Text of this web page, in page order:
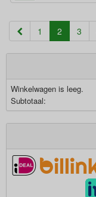
1 2 (current)
3
Winkelwagen is leeg.
Subtotaal: